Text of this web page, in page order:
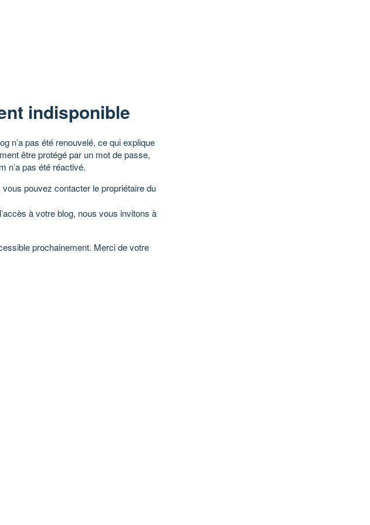
indisponible
n’a pas été renouvelé, ce qui explique
être protégé par un mot de passe,
n’a pas été réactivé.
pouvez contacter le propriétaire du
à votre blog, nous vous invitons à
prochainement. Merci de votre